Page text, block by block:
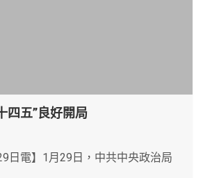
四五”良好開局
日電】1月29日，中共中央政治局